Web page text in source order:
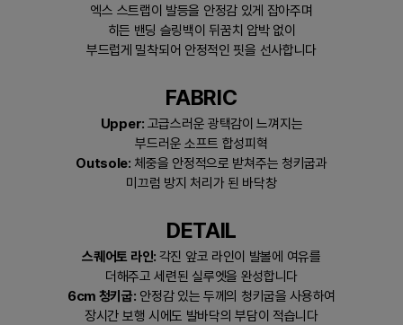
엑스 스트랩이 발등을 안정감 있게 잡아주며
히든 밴딩 슬링백이 뒤꿈치 압박 없이
부드럽게 밀착되어 안정적인 핏을 선사합니다
FABRIC
Upper: 고급스러운 광택감이 느껴지는
부드러운 소프트 합성피혁
Outsole: 체중을 안정적으로 받쳐주는 청키굽과
미끄럼 방지 처리가 된 바닥창
DETAIL
스퀘어토 라인: 각진 앞코 라인이 발볼에 여유를
더해주고 세련된 실루엣을 완성합니다
6cm 청키굽: 안정감 있는 두께의 청키굽을 사용하여
장시간 보행 시에도 발바닥의 부담이 적습니다